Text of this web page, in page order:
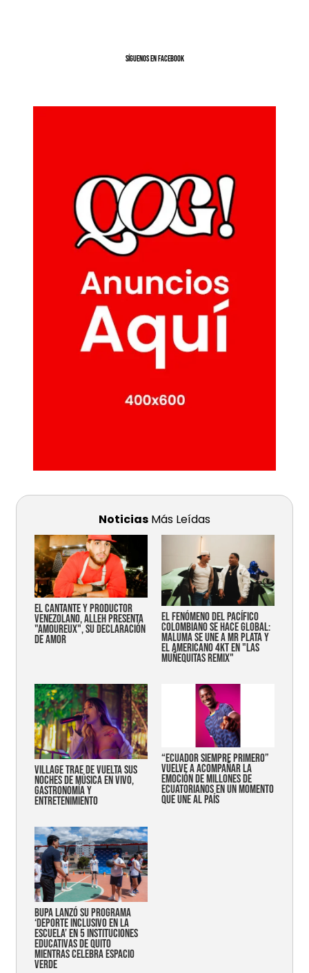
SíGUENOS EN FACEBOOK
Noticias Más Leídas
EL CANTANTE Y PRODUCTOR
VENEZOLANO, ALLEH PRESENTA
"AMOUREUX", SU DECLARACIÓN
DE AMOR
EL FENÓMENO DEL PACÍFICO
COLOMBIANO SE HACE GLOBAL:
MALUMA SE UNE A MR PLATA Y
EL AMERICANO 4KT EN "LAS
MUÑEQUITAS REMIX"
Village trae de vuelta sus
noches de música en vivo,
gastronomía y
entretenimiento
“Ecuador siempre primero”
vuelve a acompañar la
emoción de millones de
ecuatorianos en un momento
que une al país
Bupa lanzó su programa
‘Deporte Inclusivo en la
Escuela’ en 5 instituciones
educativas de Quito
mientras celebra espacio
verde